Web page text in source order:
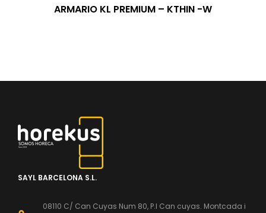
ARMARIO KL PREMIUM – KTHIN -W
SAYL BARCELONA S.L.
08110 C/ Can Cuyas Num 80, P.l Can cuyas. Montcada i